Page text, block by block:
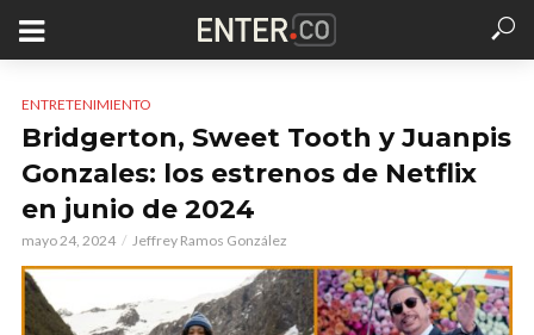
ENTRETENIMIENTO
Bridgerton, Sweet Tooth y Juanpis
Gonzales: los estrenos de Netflix
en junio de 2024
mayo 24, 2024 Jeffrey Ramos González